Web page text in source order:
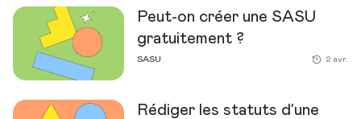
Peut-on créer une SASU
gratuitement ?
SASU 2 avr.
Rédiger les statuts d’une